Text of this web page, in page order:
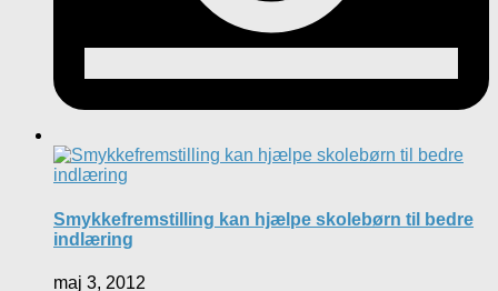
Smykkefremstilling kan hjælpe skolebørn til bedre
indlæring
maj 3, 2012